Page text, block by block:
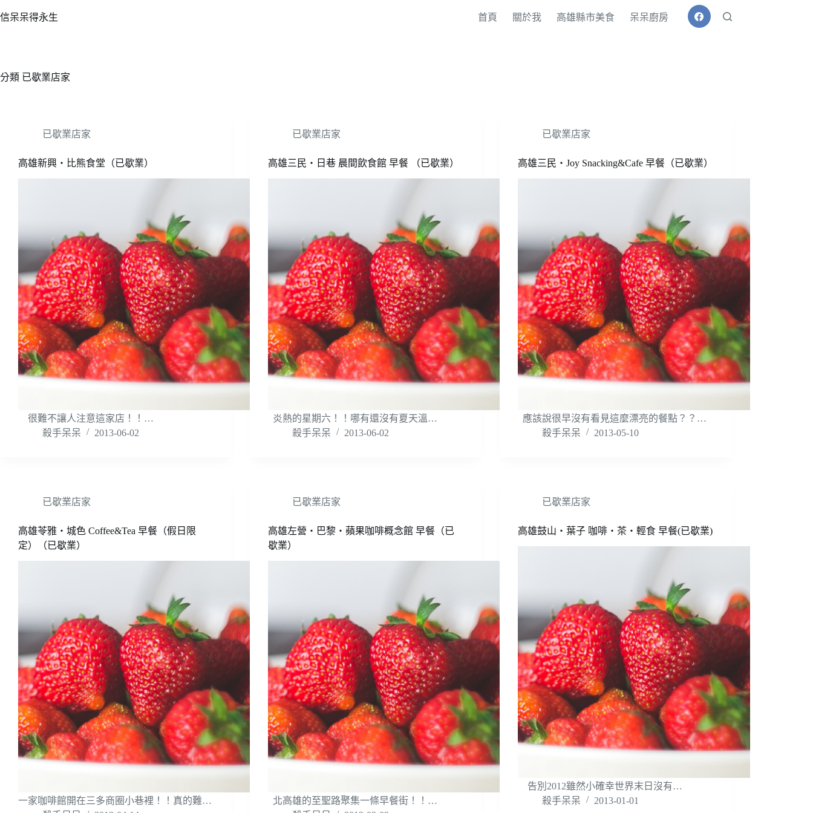
至
容
信呆呆得永生 首頁 關於我 高雄縣市美食 呆呆廚房
分類 已歇業店家
已歇業店家
高雄新興‧比熊食堂（已歇業）
很難不讓人注意這家店！！…
殺手呆呆
2013-06-02
已歇業店家
高雄三民‧日巷 晨間飲食館 早餐 （已歇業）
炎熱的星期六！！哪有還沒有夏天溫…
殺手呆呆
2013-06-02
已歇業店家
高雄三民‧Joy Snacking&Cafe 早餐（已歇業）
應該說很早沒有看見這麼漂亮的餐點？？…
殺手呆呆
2013-05-10
已歇業店家
高雄苓雅‧城色 Coffee&Tea 早餐（假日限
定）（已歇業）
一家咖啡館開在三多商圈小巷裡！！真的難…
已歇業店家
高雄左營‧巴黎‧蘋果咖啡概念館 早餐（已
歇業）
北高雄的至聖路聚集一條早餐街！！…
已歇業店家
高雄鼓山‧葉子 咖啡‧茶‧輕食 早餐(已歇業)
告別2012雖然小確幸世界末日沒有…
殺手呆呆
2013-01-01